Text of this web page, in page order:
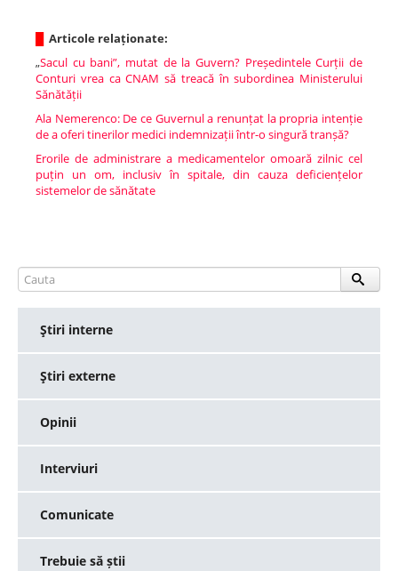
Articole relaționate:
„Sacul cu bani”, mutat de la Guvern? Președintele Curții de
Conturi vrea ca CNAM să treacă în subordinea Ministerului
Sănătății
Ala Nemerenco: De ce Guvernul a renunțat la propria intenție
de a oferi tinerilor medici indemnizații într-o singură tranșă?
Erorile de administrare a medicamentelor omoară zilnic cel
puțin un om, inclusiv în spitale, din cauza deficiențelor
sistemelor de sănătate
Ştiri interne
Ştiri externe
Opinii
Interviuri
Comunicate
Trebuie să știi